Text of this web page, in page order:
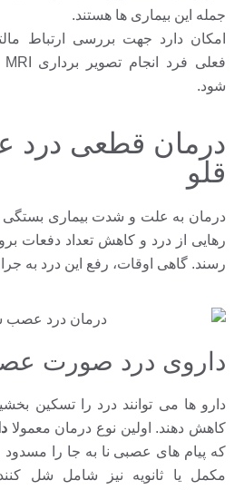
جمله این بیماری ها هستند.
امکان دارد جهت بررسی ارتباط
شود.
درمان قطعی
قلو
درمان به علت و شدت بیماری بستگی
رهایی از درد و کاهش تعداد دفعات
رسند. گاهی اوقات، رفع این درد به
داروی درد صورت
دارو ها می توانند درد را تسکین
کاهش دهند. اولین نوع درمان معمولا
که پیام های عصبی نا به جا را
مکمل یا ثانویه نیز شامل شل